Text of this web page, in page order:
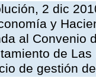
2 dic
y
al Convenio
de
de gestión